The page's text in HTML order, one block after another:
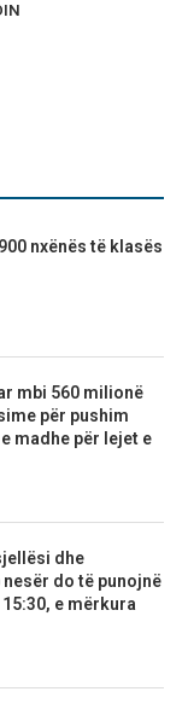
nxënës të klasës
mbi 560 milionë
për pushim
madhe për lejet e
dhe
nesër do të punojnë
e mërkura